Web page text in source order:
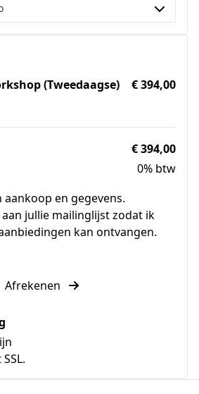
(Tweedaagse)
€ 394,00
€ 394,00
0% btw
en gegevens.
aan jullie mailinglijst zodat ik
kan ontvangen.
Afrekenen